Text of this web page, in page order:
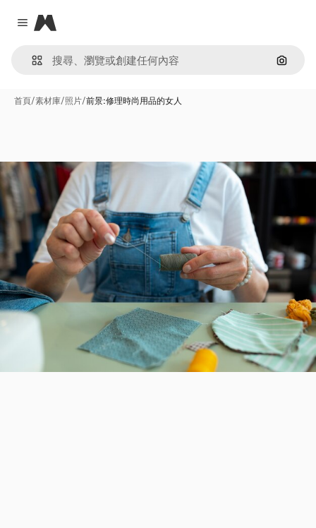
Close menu
Magnific
通過圖
首頁/素材庫/照片/前景:修理時尚用品的女人